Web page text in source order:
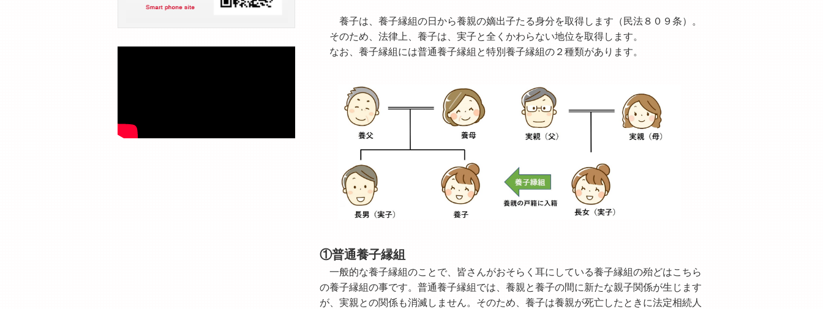
養子は、養子縁組の日から養親の嫡出子たる身分を取得します（民法８０９条）。
そのため、法律上、養子は、実子と全くかわらない地位を取得します。
なお、養子縁組には普通養子縁組と特別養子縁組の２種類があります。
①普通養子縁組
一般的な養子縁組のことで、皆さんがおそらく耳にしている養子縁組の殆どはこちら
の養子縁組の事です。普通養子縁組では、養親と養子の間に新たな親子関係が生じます
が、実親との関係も消滅しません。そのため、養子は養親が死亡したときに法定相続人